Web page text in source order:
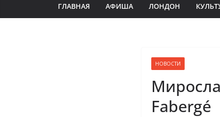
ГЛАВНАЯ АФИША ЛОНДОН
НОВОСТИ
Fabergé